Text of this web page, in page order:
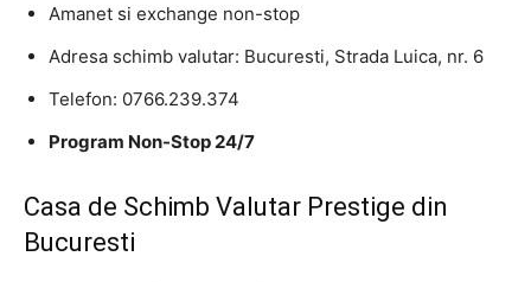
Amanet si exchange non-stop
Adresa schimb valutar: Bucuresti, Strada Luica, nr. 6
Telefon: 0766.239.374
Program Non-Stop 24/7
Casa de Schimb Valutar Prestige din
Bucuresti